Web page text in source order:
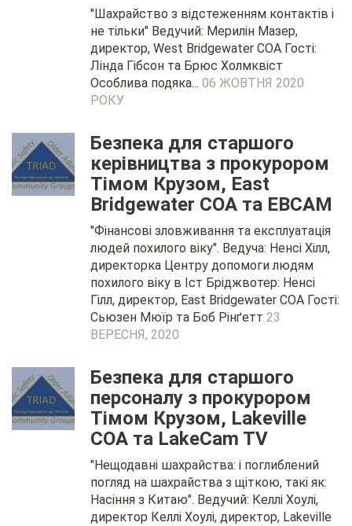
"Шахрайство з відстеженням контактів і
не тільки" Ведучий: Мерилін Мазер,
директор, West Bridgewater COA Гості:
Лінда Гібсон та Брюс Холмквіст
Особлива подяка... 06 ЖОВТНЯ 2020
РОКУ
Безпека для старшого
керівництва з прокурором
Тімом Крузом, East
Bridgewater COA та EBCAM
"Фінансові зловживання та експлуатація
людей похилого віку". Ведуча: Ненсі Хілл,
директорка Центру допомоги людям
похилого віку в Іст Бріджвотер: Ненсі
Гілл, директор, East Bridgewater COA Гості:
Сьюзен Мюїр та Боб Рінґетт 23
ВЕРЕСНЯ, 2020
Безпека для старшого
персоналу з прокурором
Тімом Крузом, Lakeville
COA та LakeCam TV
"Нещодавні шахрайства: і поглиблений
погляд на шахрайства з щіткою, такі як:
Насіння з Китаю". Ведучий: Келлі Хоулі,
директор Келлі Хоулі, директор, Lakeville